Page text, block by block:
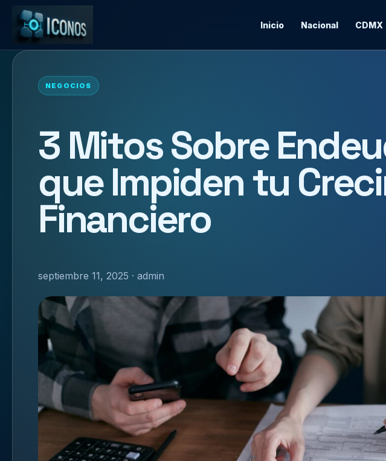
Inicio Nacional CDMX
NEGOCIOS
3 Mitos Sobre
que Impiden tu
Financiero
septiembre 11, 2025 · admin